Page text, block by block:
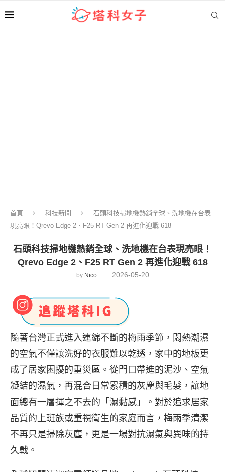
首頁 科技新聞
石頭科技掃地機熱銷全球、洗地機在台表
現亮眼！Qrevo Edge 2、F25 RT Gen 2 再進化迎戰 618
石頭科技掃地機熱銷全球、洗地機在台表現亮眼！
Qrevo Edge 2、F25 RT Gen 2 再進化迎戰 618
by Nico 2026-05-20
隨著台灣正式進入連綿不斷的梅雨季節，悶熱潮濕
的空氣不僅讓洗好的衣服難以乾透，家中的地板更
成了居家困擾的重災區。從門口帶進的泥沙、空氣
凝結的濕氣，再混合日常累積的灰塵與毛髮，讓地
面總有一層揮之不去的「濕黏感」。對於追求居家
品質的上班族或重視衛生的家庭而言，梅雨季清潔
不再只是掃除灰塵，更是一場對抗濕氣與異味的持
久戰。